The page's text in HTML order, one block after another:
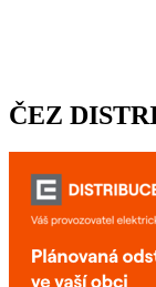
ČEZ